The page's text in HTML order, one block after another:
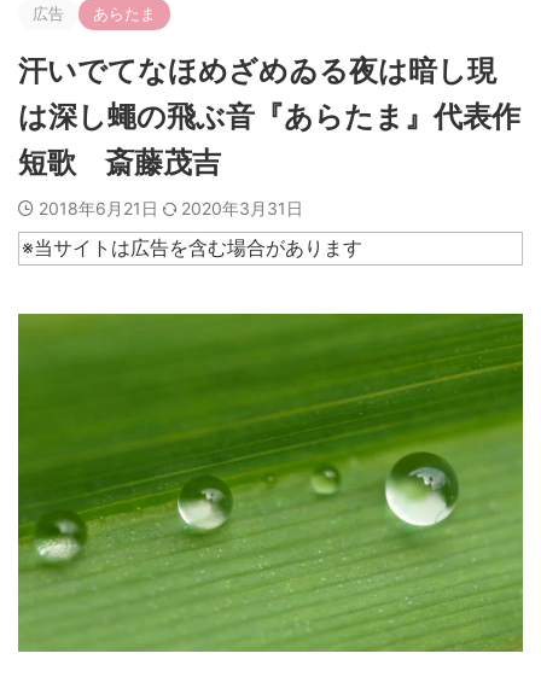
広告 あらたま
汗いでてなほめざめゐる夜は暗し現
は深し蠅の飛ぶ音『あらたま』代表作
短歌 斎藤茂吉
2018年6月21日 2020年3月31日
※当サイトは広告を含む場合があります